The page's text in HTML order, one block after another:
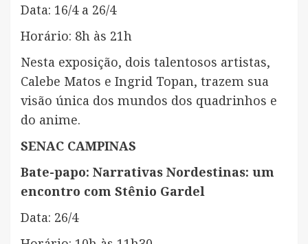
Data: 16/4 a 26/4
Horário: 8h às 21h
Nesta exposição, dois talentosos artistas,
Calebe Matos e Ingrid Topan, trazem sua
visão única dos mundos dos quadrinhos e
do anime.
SENAC CAMPINAS
Bate-papo: Narrativas Nordestinas: um
encontro com Stênio Gardel
Data: 26/4